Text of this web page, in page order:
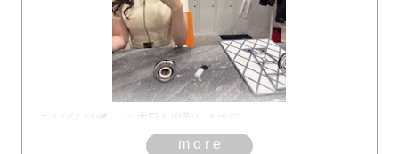
こんばんは🕊𓂃𓂂𓏸 本日も出勤します🤍
more